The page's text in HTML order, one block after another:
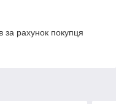
за рахунок покупця